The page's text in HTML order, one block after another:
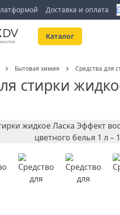
Доставка и оплата
Kаталог
Бытовая химия Средства для
стирки